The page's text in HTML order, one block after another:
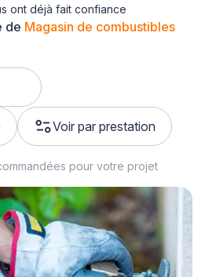
de Magasin de combustibles
Voir par prestation
ont déjà fait confiance
pour votre projet